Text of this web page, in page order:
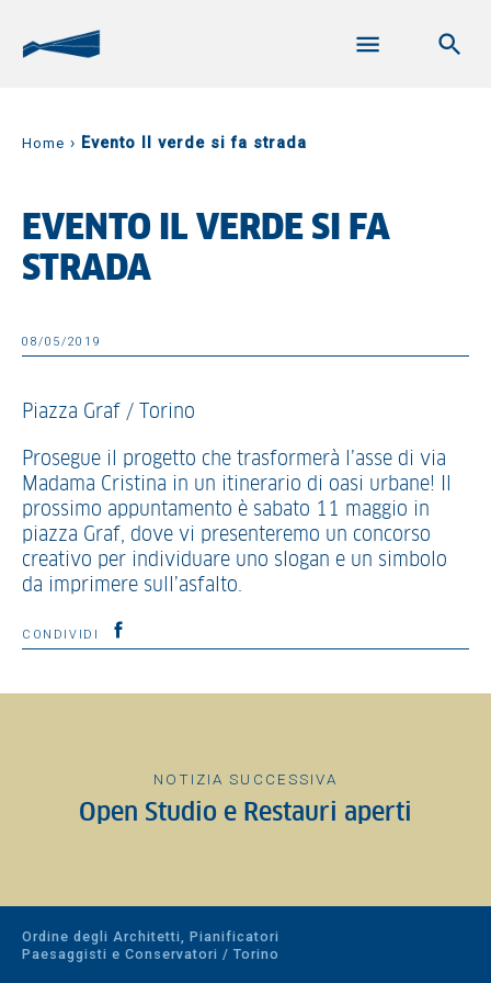
Home › Evento Il verde si fa strada
EVENTO IL VERDE SI FA
STRADA
08/05/2019
Piazza Graf / Torino
Prosegue il progetto che trasformerà l’asse di via
Madama Cristina in un itinerario di oasi urbane! Il
prossimo appuntamento è sabato 11 maggio in
piazza Graf, dove vi presenteremo un concorso
creativo per individuare uno slogan e un simbolo
da imprimere sull’asfalto.
CONDIVIDI
NOTIZIA SUCCESSIVA
Open Studio e Restauri aperti
Ordine degli Architetti, Pianificatori
Paesaggisti e Conservatori / Torino